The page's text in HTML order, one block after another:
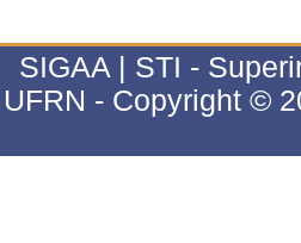
SIGAA | STI -
UFRN - Copyright ©